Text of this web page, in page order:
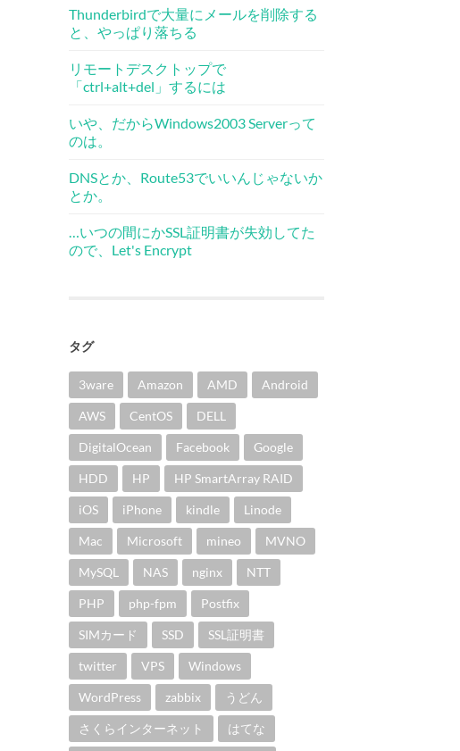
Thunderbirdで大量にメールを削除する
と、やっぱり落ちる
リモートデスクトップで
「ctrl+alt+del」するには
いや、だからWindows2003 Serverって
のは。
DNSとか、Route53でいいんじゃないか
とか。
…いつの間にかSSL証明書が失効してた
ので、Let's Encrypt
タグ
3ware Amazon AMD Android
AWS CentOS DELL
DigitalOcean Facebook Google
HDD HP HP SmartArray RAID
iOS iPhone kindle Linode
Mac Microsoft mineo MVNO
MySQL NAS nginx NTT
PHP php-fpm Postfix
SIMカード SSD SSL証明書
twitter VPS Windows
WordPress zabbix うどん
さくらインターネット はてな